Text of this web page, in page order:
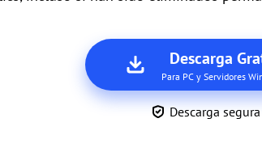
Descarga
Para PC y Servidores
Descarga segura